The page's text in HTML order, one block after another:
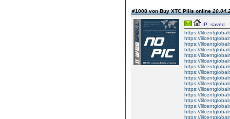
#1008 von Buy XTC Pills online
IP: saved
https://
https://
https://
https://
https://
https://
https://
https://
https://
https://
https://
https://
https://
https://
https://
https://